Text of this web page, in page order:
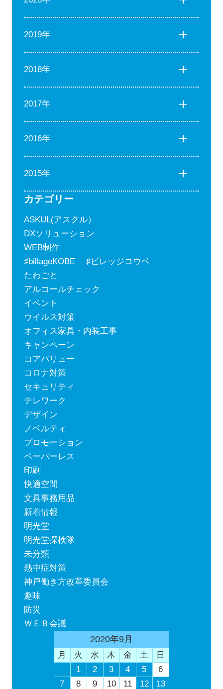
2019年
2018年
2017年
2016年
2015年
カテゴリー
ASKUL(アスクル）
DXソリューション
WEB制作
♯billageKOBE ♯ビレッジコウベ
たわごと
アルコールチェック
イベント
ウイルス対策
オフィス家具・内装工事
キャンペーン
コアバリュー
コロナ対策
セキュリティ
テレワーク
デザイン
ノベルティ
プロモーション
ペーパーレス
印刷
快適空間
文具事務用品
新着情報
明光堂
明光堂探検隊
未分類
熱中症対策
神戸働き方改革委員会
趣味
防災
ＷＥＢ会議
2020年9月
月 火 水 木 金 土 日
1 2 3 4 5
6
7
8 9 10 11 12
13